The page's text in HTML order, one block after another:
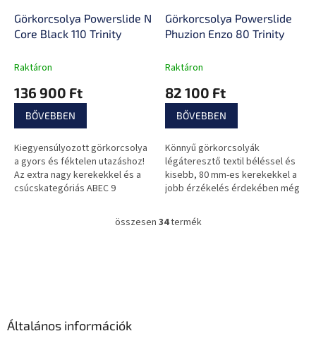
Görkorcsolya Powerslide Next
Core Black 110 Trinity
Raktáron
136 900 Ft
BŐVEBBEN
Kiegyensúlyozott görkorcsolya
a gyors és féktelen utazáshoz!
Az extra nagy kerekekkel és a
csúcskategóriás ABEC 9
Görkorcsolya Powerslide
Phuzion Enzo 80 Trinity
Raktáron
82 100 Ft
BŐVEBBEN
Könnyű görkorcsolyák
légáteresztő textil béléssel és
kisebb, 80 mm-es kerekekkel a
jobb érzékelés érdekében még
L
összesen 34termék
Általános információk